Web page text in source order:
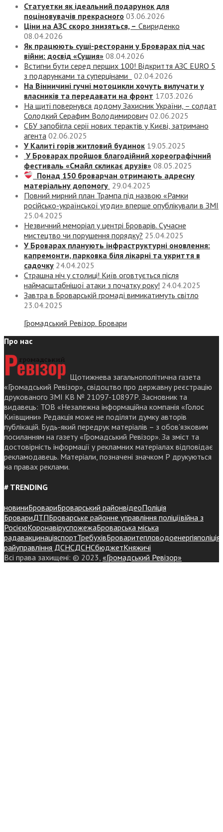
Статуетки як ідеальний подарунок для
поціновувачів прекрасного 03.06.2026
Ціни на АЗС скоро знизяться, – Свириденко
08.04.2026
Як працюють суші-ресторани у Броварах під час
війни: досвід «Сушия» 08.04.2026
Встигни бути серед перших 100! Відкриття АЗС EURO 5
з подарунками та суперцінами
02.04.2026
На Вінничині гучні мотоцикли хочуть вилучати у
власників та передавати на фронт 17.03.2026
На щиті повернувся додому Захисник України, – солдат
Солодкий Серафим Володимирович 02.06.2025
СБУ запобігла серії нових терактів у Києві, затримано
агента 02.06.2025
У Калиті горів житловий будинок 19.05.2025
У Броварах пройшов благодійний хореографічний
фестиваль «Смайл скликає друзів» 08.05.2025
Понад 150 броварчан отримають адресну
матеріальну допомогу 29.04.2025
Повний мирний план Трампа під назвою «‎Рамки
російсько-української угоди» вперше опублікували в ЗМІ
25.04.2025
Незвичний меморіал у центрі Броварів. Сучасне
мистецтво чи порушення порядку? 25.04.2025
У Броварах планують інфраструктурні оновлення:
капремонти, парковка біля лікарні та укриття в
садочку 24.04.2025
Страшна ніч у столиці! Київ оговтується після
наймасштабнішої атаки з початку року! 24.04.2025
Завтра в Броварській громаді вимикатимуть світло
23.04.2025
Громадський Ревізор. Бровари
Про нас
Щотижнева загальнополітична газета
«Громадський Ревізор», свідоцтво про державну реєстрацію
друкованого ЗМІ КВ № 21097-10897Р. Засновник та
видавець: ТОВ «Незалежна інформаційна компанія «Голос
Київщини» Редакція може не поділяти думку авторів
публікацій. Будь-який передрук матеріалів – з обов’язковим
посиланням на газету «Громадський Ревізор». За зміст та
достовірність інформації у рекламних матеріалах відповідає
рекламодавець. Матеріали, позначені значком Р друкуються
на правах реклами.
# TRENDING
новиниБровариБроварський районвідеоПоліція
БровариДТПБроварське районне управління поліціївійна з
РосієюКоронавіруспожежаБроварська міська
радавакцинаціяспортТребухівБроваритепловодоенергіяполіція
райуправління ДСНСДСНСбюджетКняжичі
Всі права захищені: © 2023, «Громадський Ревізор»